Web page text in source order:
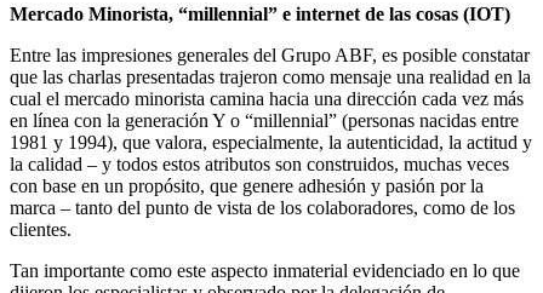
Mercado Minorista, “millennial” e internet de las cosas (IOT)
Entre las impresiones generales del Grupo ABF, es posible constatar
que las charlas presentadas trajeron como mensaje una realidad en la
cual el mercado minorista camina hacia una dirección cada vez más
en línea con la generación Y o “millennial” (personas nacidas entre
1981 y 1994), que valora, especialmente, la autenticidad, la actitud y
la calidad – y todos estos atributos son construidos, muchas veces
con base en un propósito, que genere adhesión y pasión por la
marca – tanto del punto de vista de los colaboradores, como de los
clientes.
Tan importante como este aspecto inmaterial evidenciado en lo que